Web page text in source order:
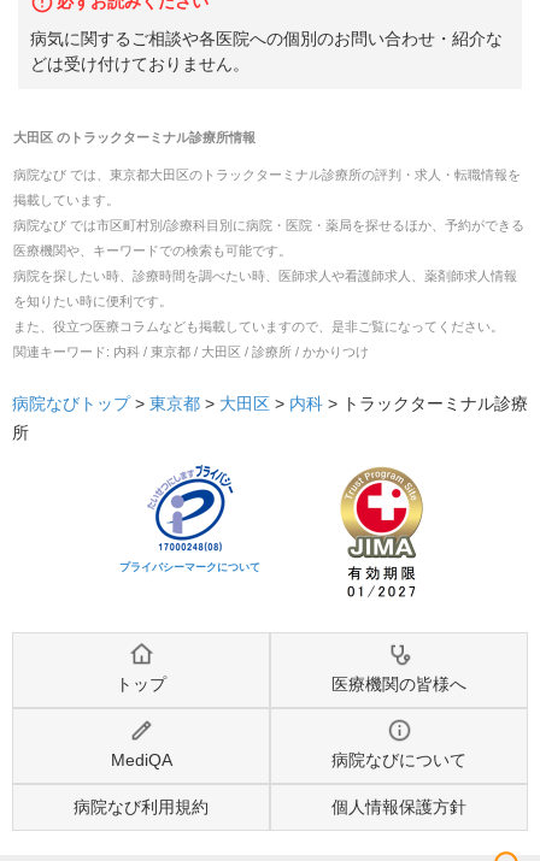
病気に関するご相談や各医院への個別のお問い合わせ・紹介な
どは受け付けておりません。
大田区のトラックターミナル診療所情報
病院なび では、 東京都大田区のトラックターミナル診療所の評判・求人・転職情報を
掲載しています。
病院なび では市区町村別/診療科目別に病院・医院・薬局を探せるほか、予約ができる
医療機関や、キーワードでの検索も可能です。
病院を探したい時、診療時間を調べたい時、医師求人や看護師求人、薬剤師求人情報
を知りたい時に便利です。
また、役立つ医療コラムなども掲載していますので、是非ご覧になってください。
関連キーワード: 内科 / 東京都 / 大田区 / 診療所 / かかりつけ
病院なびトップ > 東京都 > 大田区 > 内科 >
トラックターミナル診療
所
プライバシーマークについて
トップ 医療機関の皆様へ
MediQA 病院なびについて
病院なび利用規約 個人情報保護方針